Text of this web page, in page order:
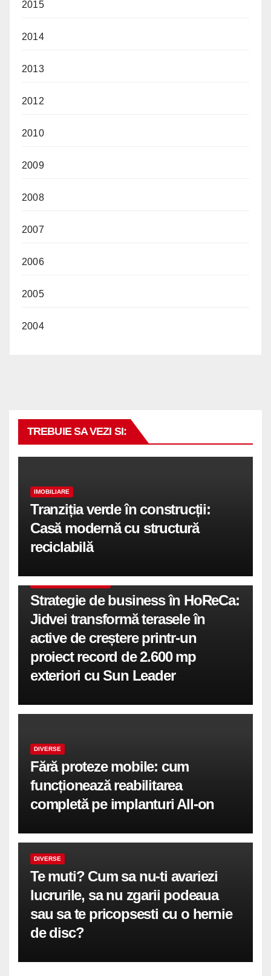
2015
2014
2013
2012
2010
2009
2008
2007
2006
2005
2004
TREBUIE SA VEZI SI:
IMOBILIARE
Tranziția verde în construcții:
Casă modernă cu structură
reciclabilă
Strategie de business în HoReCa:
Jidvei transformă terasele în
active de creștere printr-un
proiect record de 2.600 mp
exteriori cu Sun Leader
DIVERSE
Fără proteze mobile: cum
funcționează reabilitarea
completă pe implanturi All-on
DIVERSE
Te muti? Cum sa nu-ti avariezi
lucrurile, sa nu zgarii podeaua
sau sa te pricopsesti cu o hernie
de disc?